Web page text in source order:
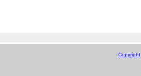
Copyright